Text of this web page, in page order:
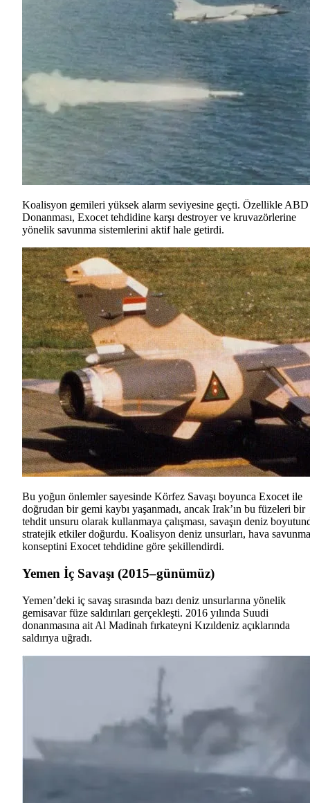
Koalisyon gemileri yüksek alarm seviyesine geçti. Özellikle ABD
Donanması, Exocet tehdidine karşı destroyer ve kruvazörlerine
yönelik savunma sistemlerini aktif hale getirdi.
Bu yoğun önlemler sayesinde Körfez Savaşı boyunca Exocet ile
doğrudan bir gemi kaybı yaşanmadı, ancak Irak’ın bu füzeleri bir
tehdit unsuru olarak kullanmaya çalışması, savaşın deniz
stratejik etkiler doğurdu. Koalisyon deniz unsurları, hava savunma
konseptini Exocet tehdidine göre şekillendirdi.
Yemen İç Savaşı (2015–günümüz)
Yemen’deki iç savaş sırasında bazı deniz unsurlarına yönelik
gemisavar füze saldırıları gerçekleşti. 2016 yılında Suudi
donanmasına ait Al Madinah fırkateyni Kızıldeniz açıklarında
saldırıya uğradı.